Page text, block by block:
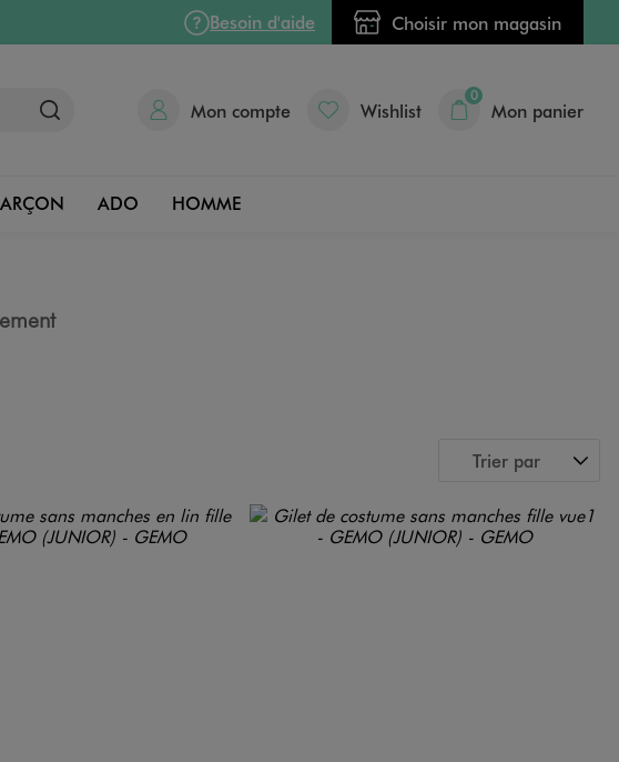
Besoin d'aide Choisir mon magasin
Mon compte Wishlist
0
Mon panier
ADO HOMME
Trier par